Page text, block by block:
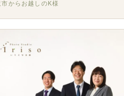
市からお越しのK様